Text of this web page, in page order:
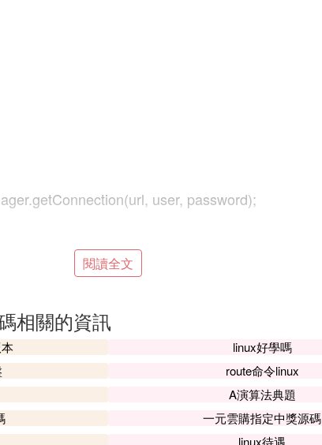
user, password);
connecting to the Database!");
閱讀全文
相關的資訊
linux好學嗎
route命令linux
A演算法典題
一元雲購指定中獎源碼
linux待遇